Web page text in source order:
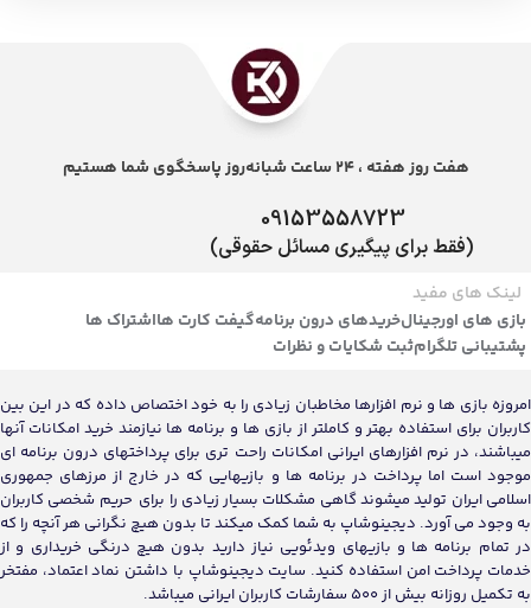
هفت روز هفته ، 24 ساعت شبانه‌روز پاسخگوی شما هستیم
09153558723
(فقط برای پیگیری مسائل حقوقی)
لینک های مفید
بازی های اورجینالخریدهای درون برنامهگیفت کارت هااشتراک ها
پشتیبانی تلگرامثبت شکایات و نظرات
امروزه بازی ها و نرم افزارها مخاطبان زیادی را به خود اختصاص داده که در این بین
کاربران برای استفاده بهتر و کاملتر از بازی ها و برنامه ها نیازمند خرید امکانات آنها
میباشند، در نرم افزارهای ایرانی امکانات راحت تری برای پرداختهای درون برنامه ای
موجود است اما پرداخت در برنامه ها و بازیهایی که در خارج از مرزهای جمهوری
اسلامی ایران تولید میشوند گاهی مشکلات بسیار زیادی را برای حریم شخصی کاربران
به وجود می آورد. دیجینوشاپ به شما کمک میکند تا بدون هیچ نگرانی هر آنچه را که
در تمام برنامه ها و بازیهای ویدئویی نیاز دارید بدون هیچ درنگی خریداری و از
خدمات پرداخت امن استفاده کنید. سایت دیجینوشاپ با داشتن نماد اعتماد، مفتخر
به تکمیل روزانه بیش از 500 سفارشات کاربران ایرانی میباشد.